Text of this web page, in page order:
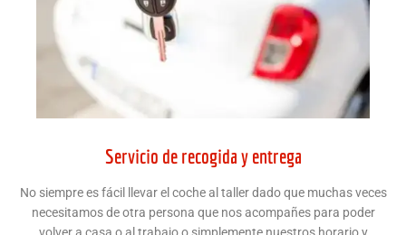
Servicio de recogida y entrega
No siempre es fácil llevar el coche al taller dado que muchas veces
necesitamos de otra persona que nos acompañes para poder